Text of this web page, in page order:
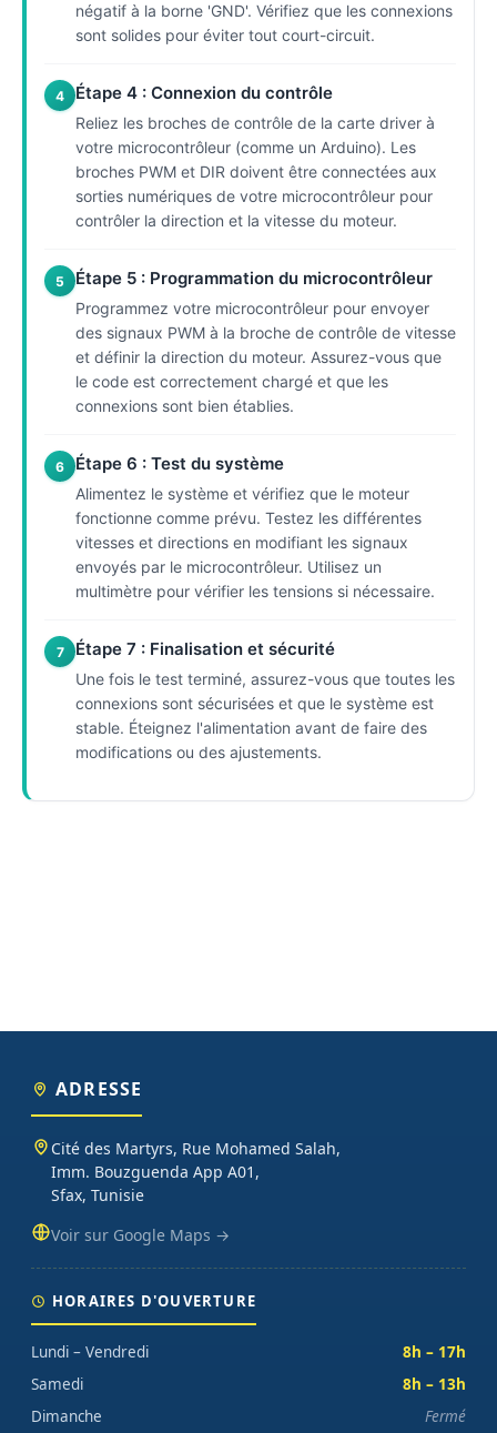
négatif à la borne 'GND'. Vérifiez que les connexions
sont solides pour éviter tout court-circuit.
4 Étape 4 : Connexion du contrôle
Reliez les broches de contrôle de la carte driver à
votre microcontrôleur (comme un Arduino). Les
broches PWM et DIR doivent être connectées aux
sorties numériques de votre microcontrôleur pour
contrôler la direction et la vitesse du moteur.
5 Étape 5 : Programmation du microcontrôleur
Programmez votre microcontrôleur pour envoyer
des signaux PWM à la broche de contrôle de vitesse
et définir la direction du moteur. Assurez-vous que
le code est correctement chargé et que les
connexions sont bien établies.
6 Étape 6 : Test du système
Alimentez le système et vérifiez que le moteur
fonctionne comme prévu. Testez les différentes
vitesses et directions en modifiant les signaux
envoyés par le microcontrôleur. Utilisez un
multimètre pour vérifier les tensions si nécessaire.
7 Étape 7 : Finalisation et sécurité
Une fois le test terminé, assurez-vous que toutes les
connexions sont sécurisées et que le système est
stable. Éteignez l'alimentation avant de faire des
modifications ou des ajustements.
ADRESSE
Cité des Martyrs, Rue Mohamed Salah,
Imm. Bouzguenda App A01,
Sfax, Tunisie
Voir sur Google Maps →
HORAIRES D'OUVERTURE
Lundi – Vendredi
8h – 17h
Samedi
8h – 13h
Dimanche
Fermé